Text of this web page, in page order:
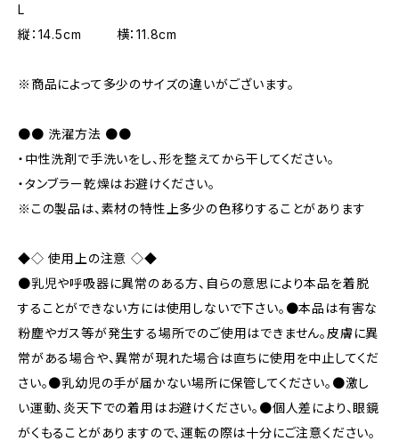
L
縦：14.5cm 横：11.8cm
※商品によって多少のサイズの違いがございます。
●● 洗濯方法 ●●
・中性洗剤で手洗いをし、形を整えてから干してください。
・タンブラー乾燥はお避けください。
※この製品は、素材の特性上多少の色移りすることがあります
◆◇ 使用上の注意 ◇◆
●乳児や呼吸器に異常のある方、自らの意思により本品を着脱
することができない方には使用しないで下さい。●本品は有害な
粉塵やガス等が発生する場所でのご使用はできません。皮膚に異
常がある場合や、異常が現れた場合は直ちに使用を中止してくだ
さい。●乳幼児の手が届かない場所に保管してください。●激し
い運動、炎天下での着用はお避けください。●個人差により、眼鏡
がくもることがありますので、運転の際は十分にご注意ください。